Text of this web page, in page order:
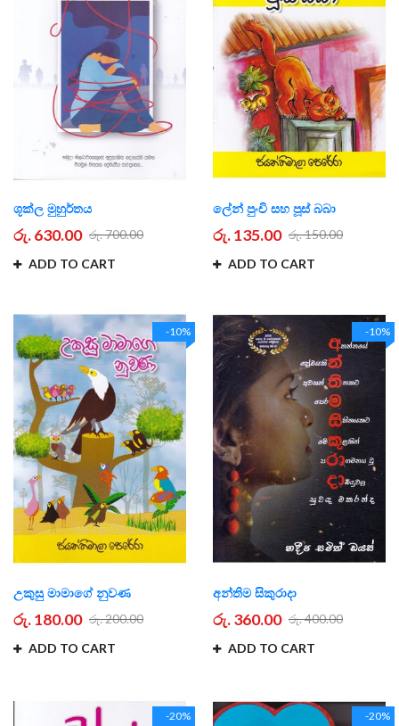
ශූක්ල මුහුර්තය
රු. 630.00 රු. 700.00
ADD TO CART
ලේන් පුංචි සහ පූස් බබා
රු. 135.00 රු. 150.00
ADD TO CART
-10%
උකුසු මාමාගේ නුවණ
රු. 180.00 රු. 200.00
ADD TO CART
-10%
අන්තිම සිකුරාදා
රු. 360.00 රු. 400.00
ADD TO CART
-20% -20%